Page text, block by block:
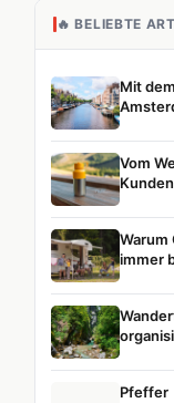
🔥 BELIEBTE
Mit
Vom
Warum
immer
Pfeffer